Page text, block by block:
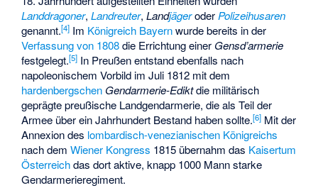
Landdragoner,Landreuter,LandjägeroderPolizeihusaren
genannt.[4] Im Königreich Bayernwurde bereits in der
Verfassung von 1808die Errichtung einer Gensd’armerie
festgelegt.[5] In Preußen entstand ebenfalls nach
napoleonischem Vorbild im Juli 1812 mit dem
hardenbergschen Gendarmerie-Ediktdie militärisch
geprägte preußische Landgendarmerie, die als Teil der
Armee über ein Jahrhundert Bestand haben sollte.[6] Mit der
Annexion des lombardisch-venezianischen Königreichs
nach demWiener Kongress 1815 übernahm das Kaisertum
Österreichdas dort aktive, knapp 1000 Mann starke
Gendarmerieregiment.